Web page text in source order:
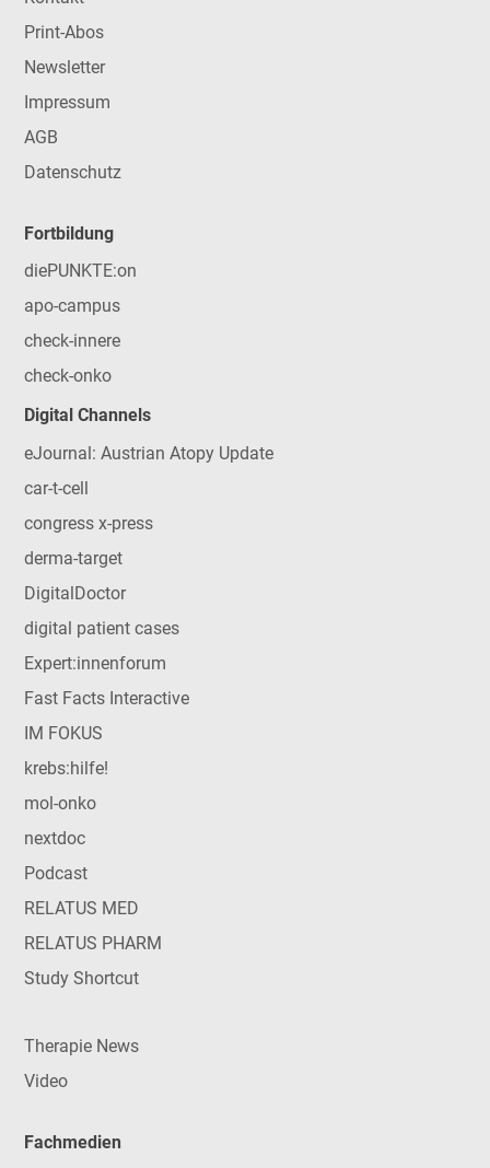
Print-Abos
Newsletter
Impressum
AGB
Datenschutz
Fortbildung
diePUNKTE:on
apo-campus
check-innere
check-onko
Digital Channels
eJournal: Austrian Atopy Update
car-t-cell
congress x-press
derma-target
DigitalDoctor
digital patient cases
Expert:innenforum
Fast Facts Interactive
IM FOKUS
krebs:hilfe!
mol-onko
nextdoc
Podcast
RELATUS MED
RELATUS PHARM
Study Shortcut
Therapie News
Video
Fachmedien